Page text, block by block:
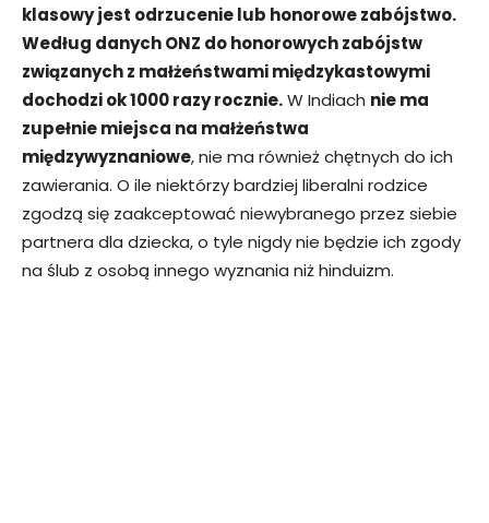
klasowy jest odrzucenie lub honorowe zabójstwo.
Według danych ONZ do honorowych zabójstw
związanych z małżeństwami międzykastowymi
dochodzi ok 1000 razy rocznie.W Indiach nie ma
zupełnie miejsca na małżeństwa
międzywyznaniowe, nie ma również chętnych do ich
zawierania. O ile niektórzy bardziej liberalni rodzice
zgodzą się zaakceptować niewybranego przez siebie
partnera dla dziecka, o tyle nigdy nie będzie ich zgody
na ślub z osobą innego wyznania niż hinduizm.